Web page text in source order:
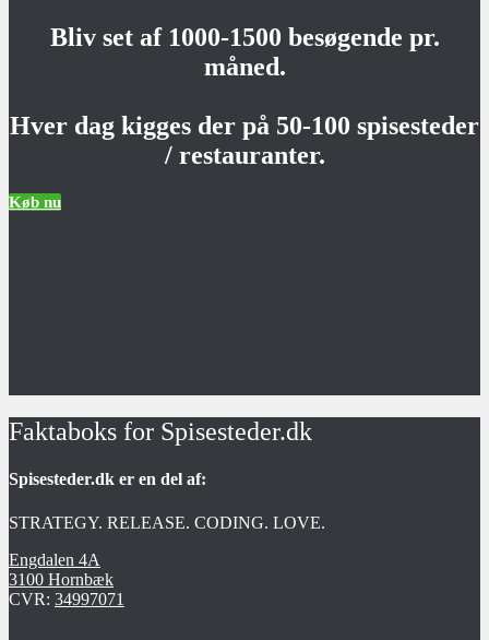
Bliv set af 1000-1500 besøgende pr.
måned.
Hver dag kigges der på 50-100 spisesteder
/ restauranter.
Køb nu
Faktaboks for Spisesteder.dk
Spisesteder.dk er en del af:
STRATEGY. RELEASE. CODING. LOVE.
Engdalen 4A
3100 Hornbæk
CVR: 34997071